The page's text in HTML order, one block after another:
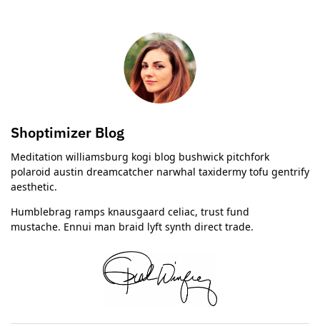
Shoptimizer Blog
Meditation williamsburg kogi blog bushwick pitchfork
polaroid austin dreamcatcher narwhal taxidermy tofu gentrify
aesthetic.
Humblebrag ramps knausgaard celiac, trust fund
mustache. Ennui man braid lyft synth direct trade.